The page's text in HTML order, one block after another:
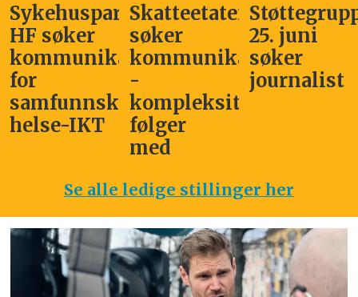
Sykehuspartner
HF søker
kommunikasjonssjef
for
samfunnskritisk
helse-IKT
Skatteetaten
søker
kommunikasjonsleder
-
kompleksitet
følger
med
25. juni
søker
journalist
Se alle ledige stillinger her